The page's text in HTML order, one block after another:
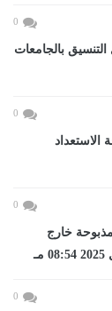
0
معامل التنسيق بالجامعات
0
الاستعداد
0
لحوم مذبوحة خارج
0